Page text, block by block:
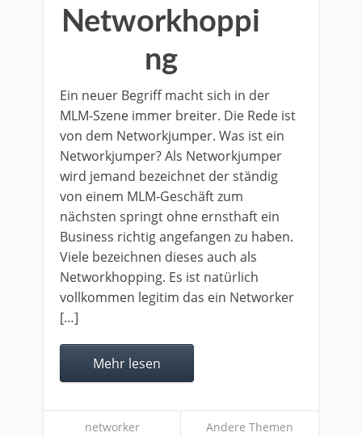
Networkhoppi
ng
Ein neuer Begriff macht sich in der
MLM-Szene immer breiter. Die Rede ist
von dem Networkjumper. Was ist ein
Networkjumper? Als Networkjumper
wird jemand bezeichnet der ständig
von einem MLM-Geschäft zum
nächsten springt ohne ernsthaft ein
Business richtig angefangen zu haben.
Viele bezeichnen dieses auch als
Networkhopping. Es ist natürlich
vollkommen legitim das ein Networker
[…]
Mehr lesen
networker Andere Themen